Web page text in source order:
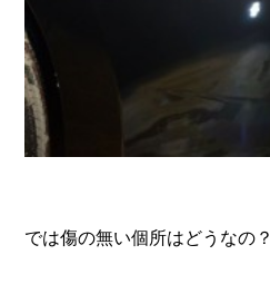
では傷の無い個所はどうなの？